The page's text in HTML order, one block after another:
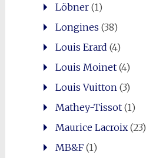
Löbner(1)
Longines (38)
Louis Erard (4)
Louis Moinet(4)
Louis Vuitton (3)
Mathey-Tissot(1)
Maurice Lacroix(23)
MB&F(1)